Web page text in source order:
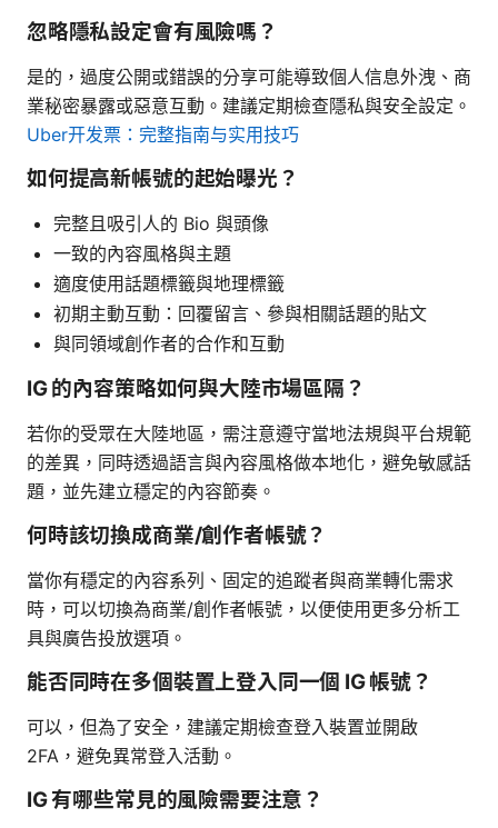
忽略隱私設定會有風險嗎？
是的，過度公開或錯誤的分享可能導致個人信息外洩、商
業秘密暴露或惡意互動。建議定期檢查隱私與安全設定。
Uber开发票：完整指南与实用技巧
如何提高新帳號的起始曝光？
完整且吸引人的 Bio 與頭像
一致的內容風格與主題
適度使用話題標籤與地理標籤
初期主動互動：回覆留言、參與相關話題的貼文
與同領域創作者的合作和互動
IG 的內容策略如何與大陸市場區隔？
若你的受眾在大陸地區，需注意遵守當地法規與平台規範
的差異，同時透過語言與內容風格做本地化，避免敏感話
題，並先建立穩定的內容節奏。
何時該切換成商業/創作者帳號？
當你有穩定的內容系列、固定的追蹤者與商業轉化需求
時，可以切換為商業/創作者帳號，以便使用更多分析工
具與廣告投放選項。
能否同時在多個裝置上登入同一個 IG 帳號？
可以，但為了安全，建議定期檢查登入裝置並開啟
2FA，避免異常登入活動。
IG 有哪些常見的風險需要注意？